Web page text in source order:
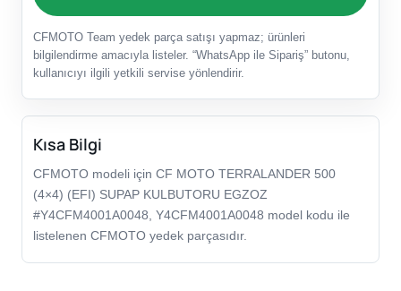
CFMOTO Team yedek parça satışı yapmaz; ürünleri
bilgilendirme amacıyla listeler. “WhatsApp ile Sipariş” butonu,
kullanıcıyı ilgili yetkili servise yönlendirir.
Kısa Bilgi
CFMOTO modeli için CF MOTO TERRALANDER 500
(4×4) (EFI) SUPAP KULBUTORU EGZOZ
#Y4CFM4001A0048, Y4CFM4001A0048 model kodu ile
listelenen CFMOTO yedek parçasıdır.